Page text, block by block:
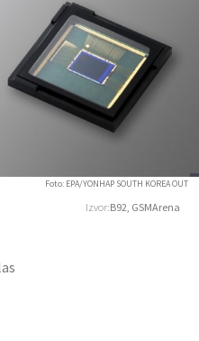
Izvor:B92, GSMArena
Foto: EPA/YONHAP SOUTH KOREA OUT